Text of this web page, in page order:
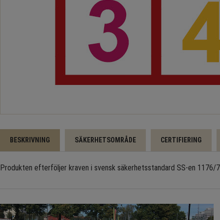
BESKRIVNING SÄKERHETSOMRÅDE CERTIFIERING
Produkten efterföljer kraven i svensk säkerhetsstandard SS-en